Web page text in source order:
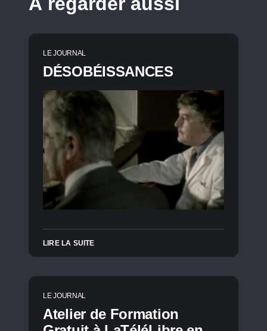
LE JOURNAL
DÉSOBÉISSANCES
LIRE LA SUITE
LE JOURNAL
Atelier de Formation